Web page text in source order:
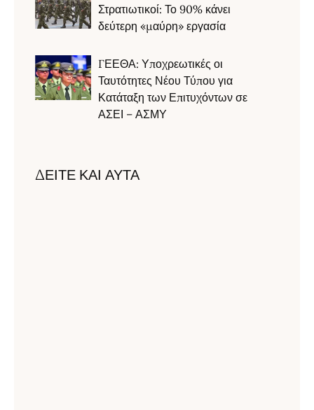
Στρατιωτικοί: Το 90% κάνει
δεύτερη «μαύρη» εργασία
ΓΕΕΘΑ: Υποχρεωτικές οι
Ταυτότητες Νέου Τύπου για
Κατάταξη των Επιτυχόντων σε
ΑΣΕΙ – ΑΣΜΥ
ΔΕΙΤΕ ΚΑΙ ΑΥΤΑ